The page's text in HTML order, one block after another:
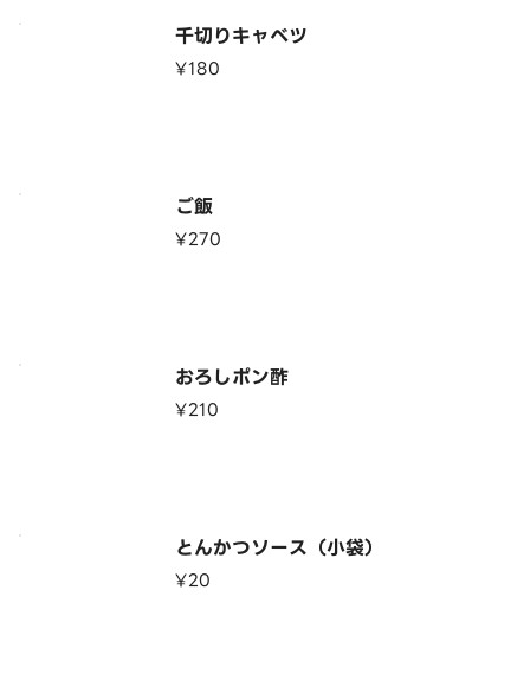
千切りキャベツ
¥180
ご飯
¥270
おろしポン酢
¥210
とんかつソース（小袋）
¥20